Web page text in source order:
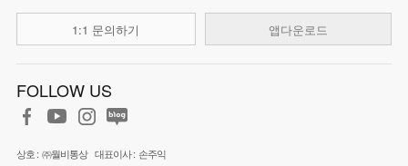
1:1 문의하기 앱다운로드
FOLLOW US
상호 : ㈜월비통상 대표이사 : 손주익